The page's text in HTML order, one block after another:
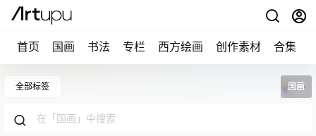
首页 国画 书法 专栏 西方绘画 创作素材 合集
全部标签 国画